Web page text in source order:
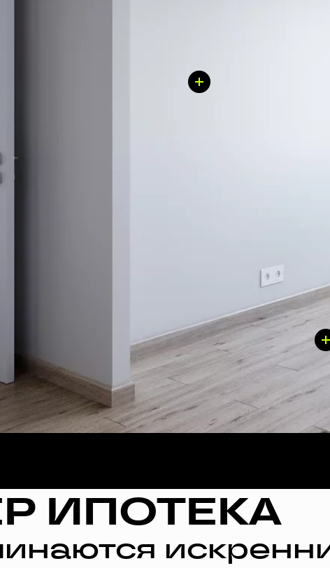
ИПОТЕКА